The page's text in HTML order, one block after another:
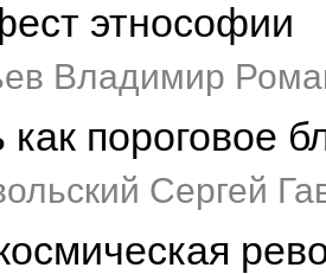
этнософии
Владимир
пороговое
Сергей